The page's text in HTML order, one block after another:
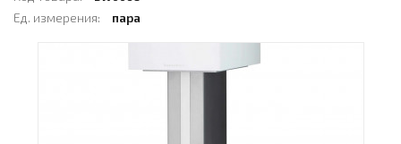
Ед. измерения: пара